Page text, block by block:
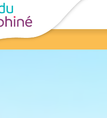
cookies